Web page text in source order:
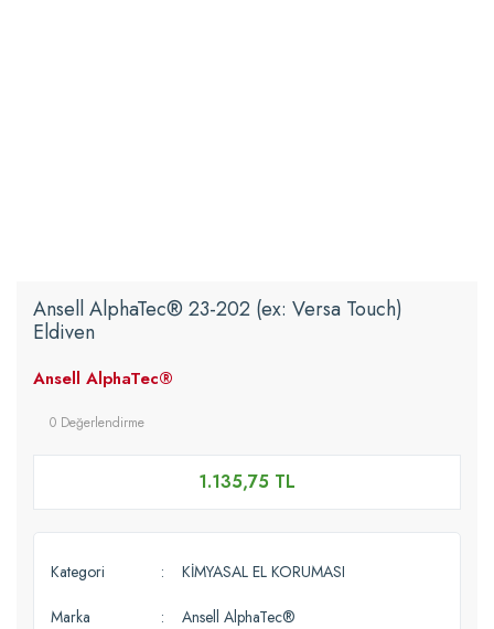
Ansell AlphaTec® 23-202 (ex: Versa Touch)
Eldiven
Ansell AlphaTec®
0 Değerlendirme
1.135,75 TL
Kategori KİMYASAL EL KORUMASI
Marka Ansell AlphaTec®